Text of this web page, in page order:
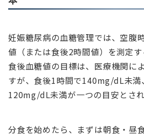
妊娠糖尿病の血糖管理では、空腹
値（または食後2時間値）を測定す
食後血糖値の目標は、医療機関に
すが、食後1時間で140mg/dL未満
120mg/dL未満が一つの目安とされ
分食を始めたら、まずは朝食・昼